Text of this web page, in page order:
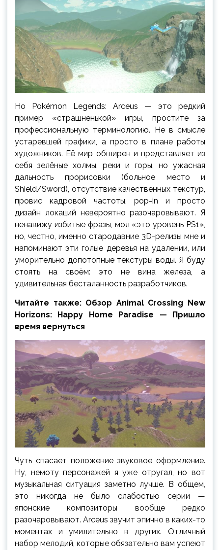
Но Pokémon Legends: Arceus — это редкий
пример «страшненькой» игры, простите за
профессиональную терминологию. Не в смысле
устаревшей графики, а просто в плане работы
художников. Её мир обширен и представляет из
себя зелёные холмы, реки и горы, но ужасная
дальность прорисовки (больное место и
Shield/Sword), отсутствие качественных текстур,
провис кадровой частоты, pop-in и просто
дизайн локаций невероятно разочаровывают. Я
ненавижу избитые фразы, мол «это уровень PS1»,
но, честно, именно стародавние 3D-релизы мне и
напоминают эти голые деревья на удалении, или
уморительно допотопные текстуры воды. Я буду
стоять на своём: это не вина железа, а
удивительная бесталанность разработчиков.
Читайте также: Обзор Animal Crossing New
Horizons: Happy Home Paradise — Пришло
время вернуться
Чуть спасает положение звуковое оформление.
Ну, немоту персонажей я уже отругал, но вот
музыкальная ситуация заметно лучше. В общем,
это никогда не было слабостью серии —
японские композиторы вообще редко
разочаровывают. Arceus звучит эпично в каких-то
моментах и умилительно в других. Отличный
набор мелодий, которые обязательно вам успеют